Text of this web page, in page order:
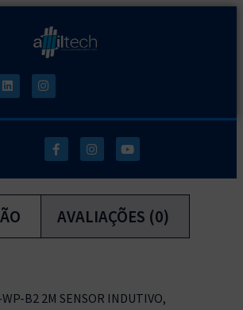
AVALIAÇÕES (0)
B2 2M SENSOR INDUTIVO,